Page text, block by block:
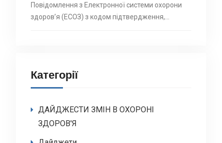
Повідомлення з Електронної системи охорони
здоровʼя (ЕСОЗ) з кодом підтвердження,…
Категорії
ДАЙДЖЕСТИ ЗМІН В ОХОРОНІ
ЗДОРОВ'Я